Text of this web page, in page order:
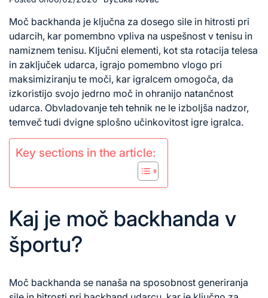
Moč backhanda je ključna za dosego sile in hitrosti pri
udarcih, kar pomembno vpliva na uspešnost v tenisu in
namiznem tenisu. Ključni elementi, kot sta rotacija telesa
in zaključek udarca, igrajo pomembno vlogo pri
maksimiziranju te moči, kar igralcem omogoča, da
izkoristijo svojo jedrno moč in ohranijo natančnost
udarca. Obvladovanje teh tehnik ne le izboljša nadzor,
temveč tudi dvigne splošno učinkovitost igre igralca.
Key sections in the article:
Kaj je moč backhanda v
športu?
Moč backhanda se nanaša na sposobnost generiranja